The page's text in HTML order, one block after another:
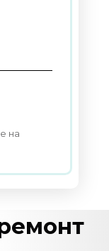
на